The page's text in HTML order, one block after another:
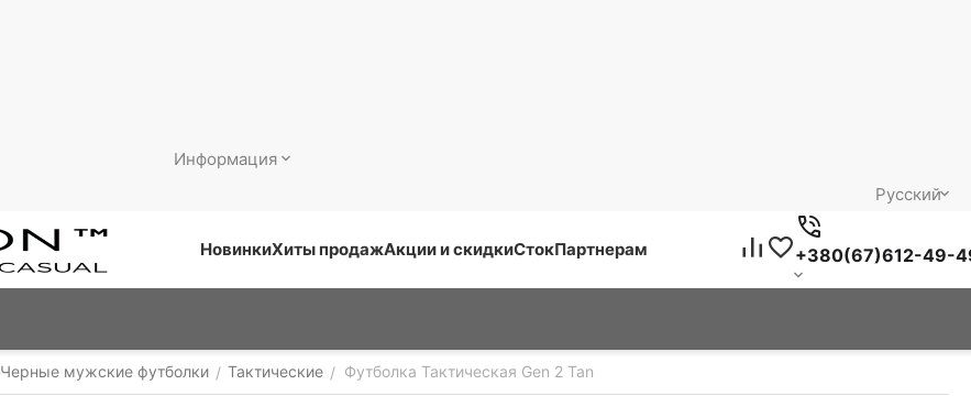
Информация
Русский
НовинкиХиты продажАкции и скидкиСтокПартнерам +380(67)612-49-
Черные мужские футболки / Тактические / Футболка Тактическая Gen 2 Tan